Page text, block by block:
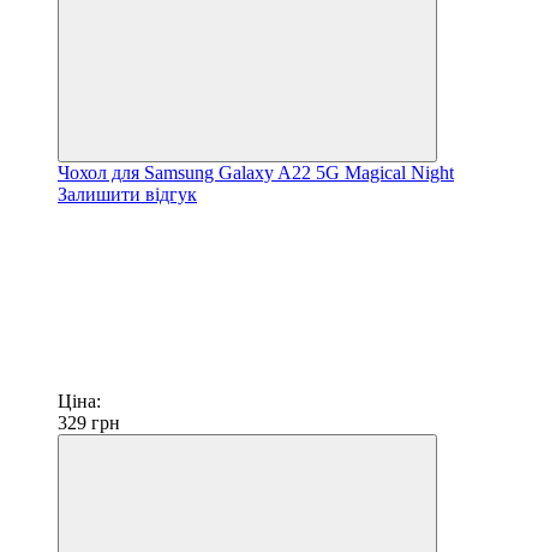
Чохол для Samsung Galaxy A22 5G Magical Night
Залишити відгук
Ціна:
329 грн